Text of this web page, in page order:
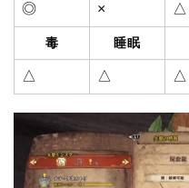
◎ × △
毒 睡眠
△ △ △